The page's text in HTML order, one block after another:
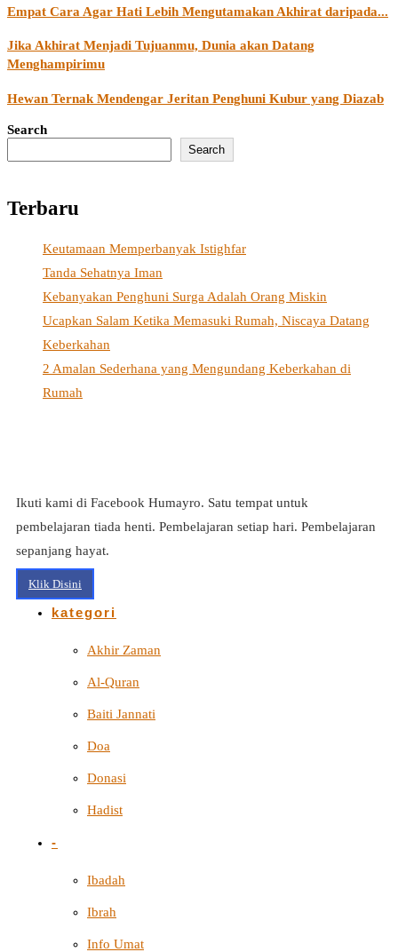
Empat Cara Agar Hati Lebih Mengutamakan Akhirat daripada...
Jika Akhirat Menjadi Tujuanmu, Dunia akan Datang
Menghampirimu
Hewan Ternak Mendengar Jeritan Penghuni Kubur yang Diazab
Search
Search
Terbaru
Keutamaan Memperbanyak Istighfar
Tanda Sehatnya Iman
Kebanyakan Penghuni Surga Adalah Orang Miskin
Ucapkan Salam Ketika Memasuki Rumah, Niscaya Datang
Keberkahan
2 Amalan Sederhana yang Mengundang Keberkahan di
Rumah
Ikuti kami di Facebook Humayro. Satu tempat untuk
pembelajaran tiada henti. Pembelajaran setiap hari. Pembelajaran
sepanjang hayat.
Klik Disini
kategori
Akhir Zaman
Al-Quran
Baiti Jannati
Doa
Donasi
Hadist
-
Ibadah
Ibrah
Info Umat